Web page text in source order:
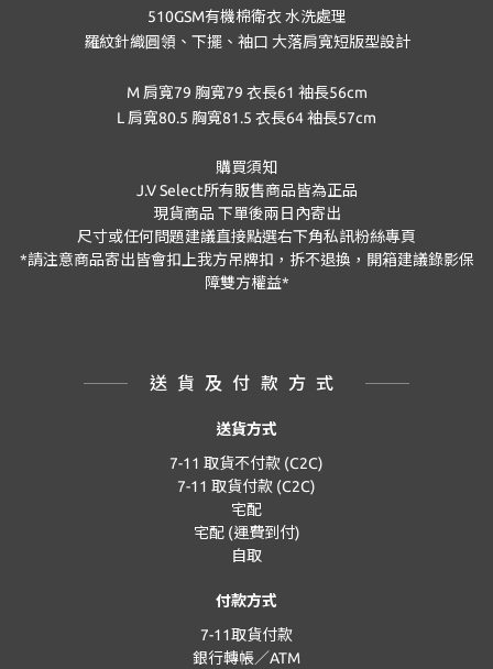
510GSM有機棉衛衣 水洗處理
羅紋針織圓領、下擺、袖口 大落肩寬短版型設計
M 肩寬79 胸寬79 衣長61 袖長56cm
L 肩寬80.5 胸寬81.5 衣長64 袖長57cm
購買須知
J.V Select所有販售商品皆為正品
現貨商品 下單後兩日內寄出
尺寸或任何問題建議直接點選右下角私訊粉絲專頁
*請注意商品寄出皆會扣上我方吊牌扣，拆不退換，開箱建議錄影保
障雙方權益*
送貨及付款方式
送貨方式
7-11 取貨不付款 (C2C)
7-11 取貨付款 (C2C)
宅配
宅配 (運費到付)
自取
付款方式
7-11取貨付款
銀行轉帳／ATM